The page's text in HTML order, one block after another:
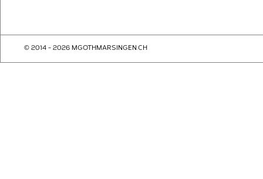
© 2014 - 2026 MGOTHMARSINGEN.CH